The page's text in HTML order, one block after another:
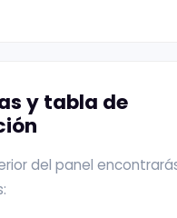
y tabla de
del panel